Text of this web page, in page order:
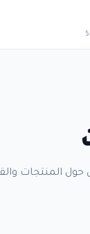
المنتجات